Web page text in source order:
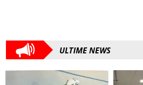
ULTIME NEWS